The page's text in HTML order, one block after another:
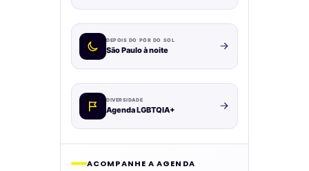
DEPOIS DO PÔR DO SOL
São Paulo à noite
DIVERSIDADE
Agenda LGBTQIA+
ACOMPANHE A AGENDA